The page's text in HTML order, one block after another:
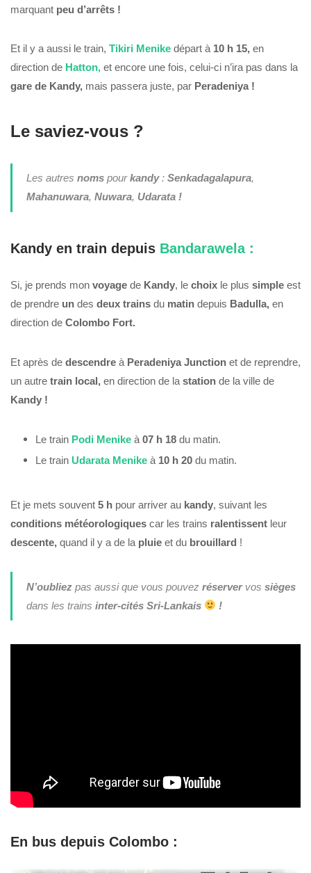
marquant peu d’arrêts !
Et il y a aussi le train, Tikiri Menike départ à 10 h 15, en
direction de Hatton, et encore une fois, celui-ci n’ira pas dans la
gare de Kandy, mais passera juste, par Peradeniya !
Le saviez-vous ?
Les autres nomspourkandy: Senkadagalapura,
Mahanuwara, Nuwara, Udarata !
Kandy en train depuis Bandarawela :
Si, je prends mon voyage de Kandy, le choix le plus simple est
de prendre un des deux trains du matin depuis Badulla, en
direction de Colombo Fort.
Et après de descendre à Peradeniya Junction et de reprendre,
un autre train local, en direction de la station de la ville de
Kandy !
Le train Podi Menike à 07 h 18 du matin.
Le train Udarata Menike à 10 h 20 du matin.
Et je mets souvent 5 h pour arriver au kandy, suivant les
conditions météorologiques car les trains ralentissent leur
descente, quand il y a de la pluie et du brouillard !
N’oubliezpas aussi que vous pouvez réservervos sièges
dans les trains inter-cités Sri-Lankais !
En bus depuis Colombo :